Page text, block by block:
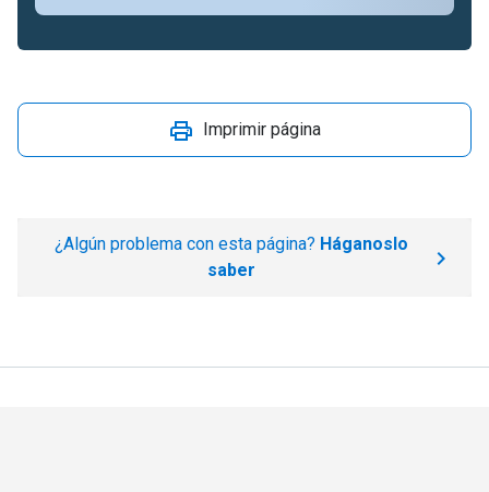
Imprimir página
¿Algún problema con esta página? Háganoslo
saber